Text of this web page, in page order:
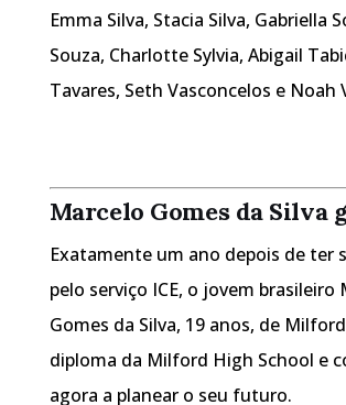
Emma Silva, Stacia Silva, Gabriella
Souza, Charlotte Sylvia, Abigail
Tavares, Seth Vasconcelos e Noah
Marcelo Gomes da Silva
Exatamente um ano depois de ter
pelo serviço ICE, o jovem brasileiro
Gomes da Silva, 19 anos, de
diploma da Milford High School e
agora a planear o seu futuro.